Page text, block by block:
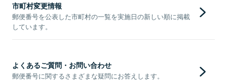
市町村変更情報
郵便番号を公表した市町村の一覧を実施日の新しい順に掲載
しています。
よくあるご質問・お問い合わせ
郵便番号に関するさまざまな疑問にお答えします。